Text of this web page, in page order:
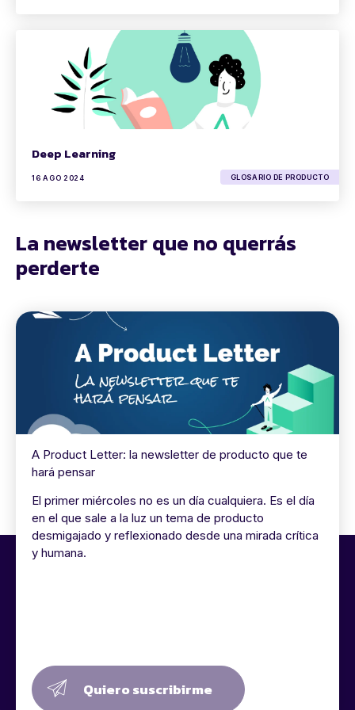
Deep Learning
16 AGO 2024 GLOSARIO DE PRODUCTO
La newsletter que no querrás
perderte
A Product Letter: la newsletter de producto que te
hará pensar
El primer miércoles no es un día cualquiera. Es el día
en el que sale a la luz un tema de producto
desmigajado y reflexionado desde una mirada crítica
y humana.
Quiero suscribirme